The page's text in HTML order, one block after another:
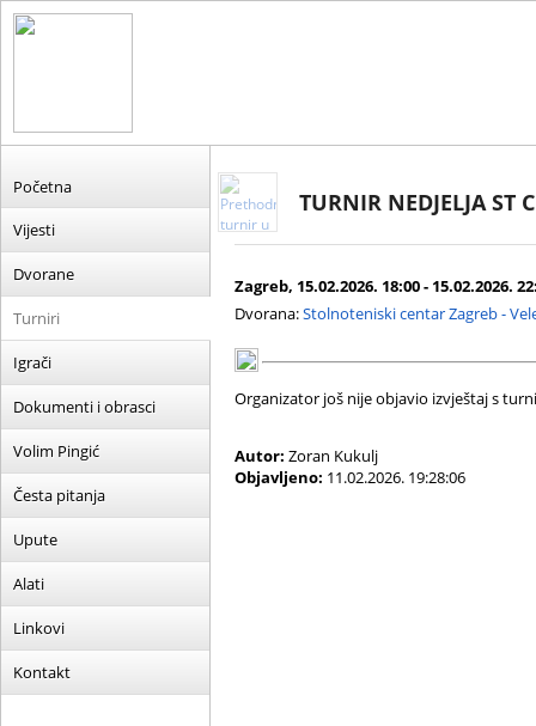
Početna
Vijesti
Dvorane
Turniri
Igrači
Dokumenti i obrasci
Volim Pingić
Česta pitanja
Upute
Alati
Linkovi
Kontakt
TURNIR NEDJELJA ST
Zagreb, 15.02.2026. 18:00 - 15.02.2026.
Dvorana:Stolnoteniski centar Zagreb -
Organizator još nije objavio izvještaj s
Autor: Zoran Kukulj
Objavljeno: 11.02.2026. 19:28:06